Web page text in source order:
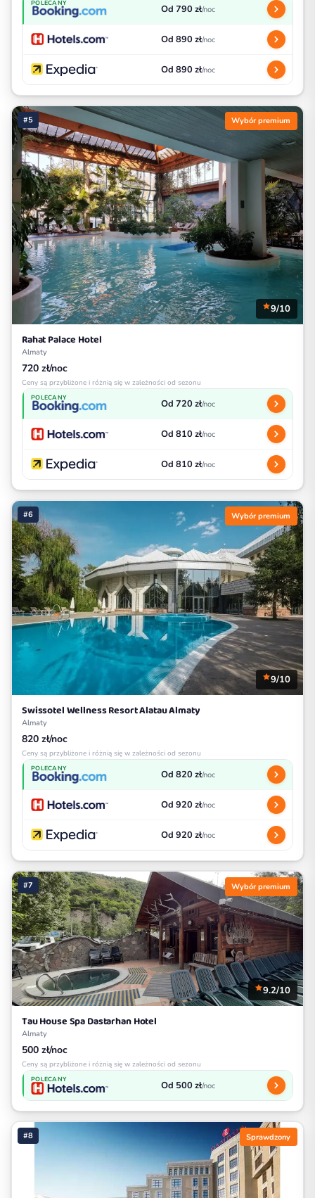
POLECANY Od 790 zł/noc
Od 890 zł/noc
Od 890 zł/noc
#5 Wybór premium
9/10
Rahat Palace Hotel
Almaty
720 zł/noc
Ceny są przybliżone i różnią się w zależności od sezonu
POLECANY Od 720 zł/noc
Od 810 zł/noc
Od 810 zł/noc
#6 Wybór premium
9/10
Swissotel Wellness Resort Alatau Almaty
Almaty
820 zł/noc
Ceny są przybliżone i różnią się w zależności od sezonu
POLECANY Od 820 zł/noc
Od 920 zł/noc
Od 920 zł/noc
#7 Wybór premium
9.2/10
Tau House Spa Dastarhan Hotel
Almaty
500 zł/noc
Ceny są przybliżone i różnią się w zależności od sezonu
POLECANY Od 500 zł/noc
#8 Sprawdzony